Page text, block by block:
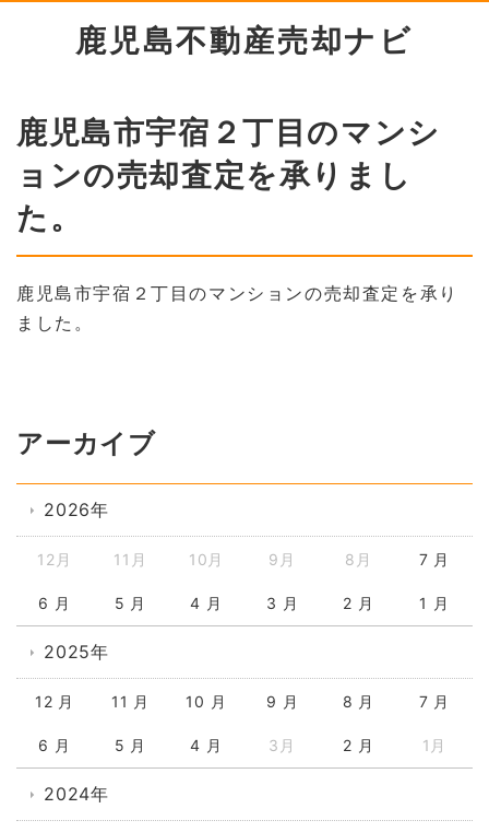
鹿児島不動産売却ナビ
鹿児島市宇宿２丁目のマンシ
ョンの売却査定を承りまし
た。
鹿児島市宇宿２丁目のマンションの売却査定を承り
ました。
アーカイブ
2026年
12月 11月 10月 9月 8月 7 月
6 月 5 月 4 月 3 月 2 月 1 月
2025年
12 月 11 月 10 月 9 月 8 月 7 月
6 月 5 月 4 月 3月 2 月 1月
2024年